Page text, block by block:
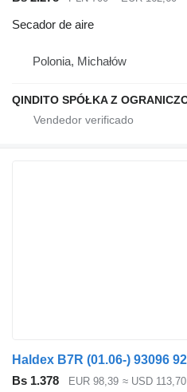
Secador de aire
Polonia, Michałów
Bs 1.378 EUR 98,39 ≈ USD 113,70